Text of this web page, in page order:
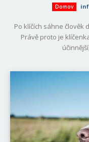
Domov
Po klíčích sáhne člověk
Právě proto je